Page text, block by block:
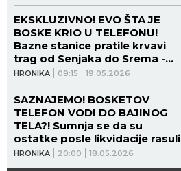
HRONIKA 09:15 19.05.2026
EKSKLUZIVNO! EVO ŠTA JE
BOSKE KRIO U TELEFONU!
Bazne stanice pratile krvavi
trag od Senjaka do Srema -
misterija Bajine likvidacije sve
mračnija!
HRONIKA 20:00 18.05.2026
SAZNAJEMO! BOSKETOV
TELEFON VODI DO BAJINOG
TELA?! Sumnja se da su
ostatke posle likvidacije rasuli
po sremskim selima, bazne